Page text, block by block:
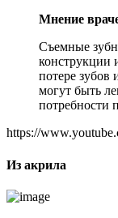
Мнение
Съемные
конструкции
потере
могут быть
потребности
https://
Из акрила